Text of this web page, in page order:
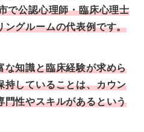
で公認心理師・臨床心理士
ングルームの代表例です。
な知識と臨床経験が求めら
持していることは、カウン
門性やスキルがあるという